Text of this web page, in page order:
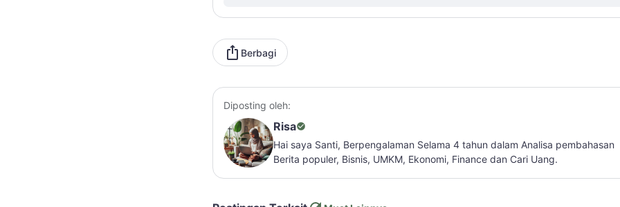
Berbagi
Diposting oleh:
Risa
Hai saya Santi, Berpengalaman Selama 4 tahun dalam Analisa pembahasan
Berita populer, Bisnis, UMKM, Ekonomi, Finance dan Cari Uang.